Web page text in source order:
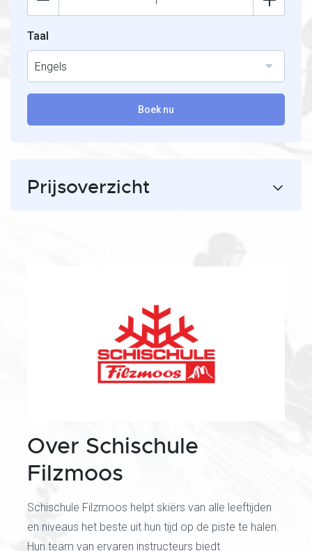
Taal
Engels
Boek nu
Prijsoverzicht
Over Schischule
Filzmoos
Schischule Filzmoos helpt skiërs van alle leeftijden
en niveaus het beste uit hun tijd op de piste te halen.
Hun team van ervaren instructeurs biedt